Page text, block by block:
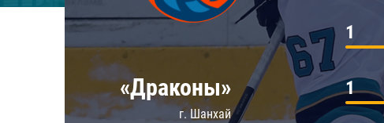
Локомотив
Шанхайские Драконы
«Драконы»
г. Шанхай
1
1